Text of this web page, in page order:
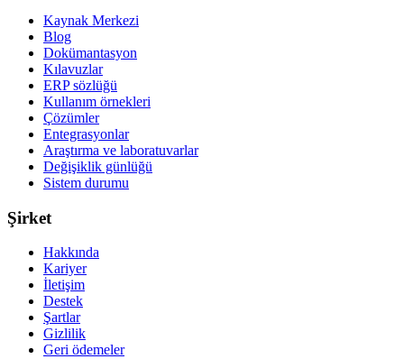
Kaynak Merkezi
Blog
Dokümantasyon
Kılavuzlar
ERP sözlüğü
Kullanım örnekleri
Çözümler
Entegrasyonlar
Araştırma ve laboratuvarlar
Değişiklik günlüğü
Sistem durumu
Şirket
Hakkında
Kariyer
İletişim
Destek
Şartlar
Gizlilik
Geri ödemeler